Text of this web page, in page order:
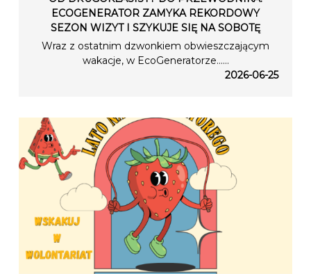
ECOGENERATOR ZAMYKA REKORDOWY
SEZON WIZYT I SZYKUJE SIĘ NA SOBOTĘ
Wraz z ostatnim dzwonkiem obwieszczającym
wakacje, w EcoGeneratorze…...
2026-06-25